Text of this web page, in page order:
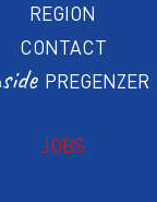
REGION
CONTACT
PREGENZER
JOBS